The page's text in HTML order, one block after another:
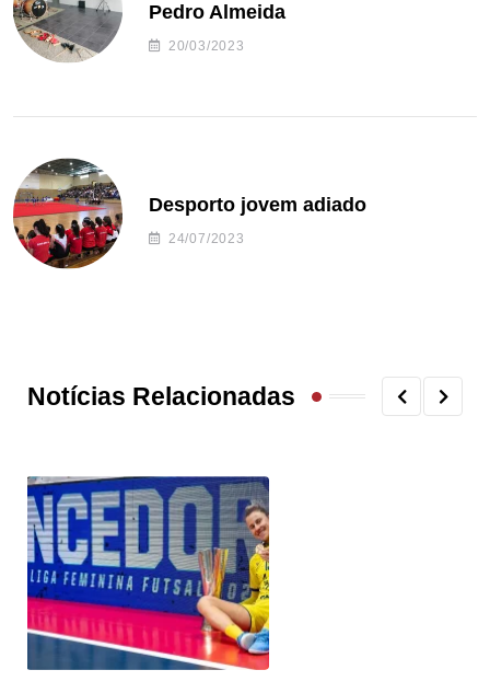
Pedro Almeida
20/03/2023
Desporto jovem adiado
24/07/2023
Notícias Relacionadas